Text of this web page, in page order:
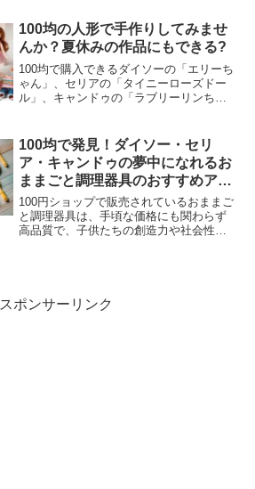
簡単で可愛い名札付けを実現しましょ
う。100円で揃えられる便利グッズで、入
園準備をスムーズに！
100均の人形で手作りしてみませ
んか？夏休みの作品にもできる?
100均で購入できるダイソーの「エリーち
ゃん」、セリアの「タイニーローズドー
ル」、キャンドゥの「ラブリーリンちゃ
中。羊毛フェルトのキットもあり、夏休
みの工作にも最適。ぜひ試してみてくだ
さい！
100均で発見！ダイソー・セリ
ア・キャンドゥの夢中になれるお
ままごと調理器具のおすすめアイ
テム
100円ショップで販売されているおままご
と調理器具は、手頃な価格にも関わらず
高品質で、子供たちの創造力や社会性の
スポンサーリンク